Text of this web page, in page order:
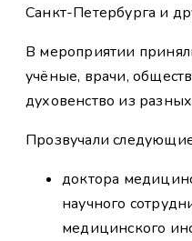
Санкт-Петербурга и
В мероприятии
учёные, врачи,
духовенство из
Прозвучали
доктора
научного
медицинского